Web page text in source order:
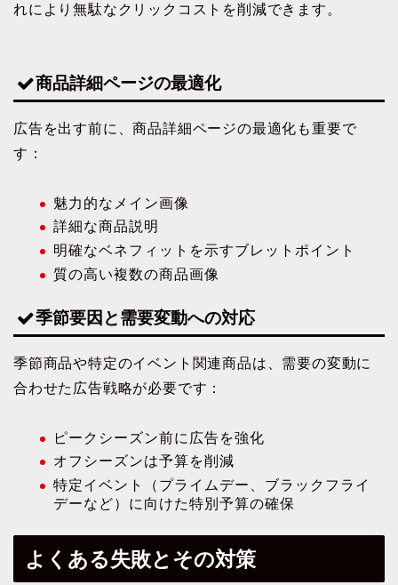
れにより無駄なクリックコストを削減できます。
商品詳細ページの最適化
広告を出す前に、商品詳細ページの最適化も重要で
す：
魅力的なメイン画像
詳細な商品説明
明確なベネフィットを示すブレットポイント
質の高い複数の商品画像
季節要因と需要変動への対応
季節商品や特定のイベント関連商品は、需要の変動に
合わせた広告戦略が必要です：
ピークシーズン前に広告を強化
オフシーズンは予算を削減
特定イベント（プライムデー、ブラックフライ
デーなど）に向けた特別予算の確保
よくある失敗とその対策